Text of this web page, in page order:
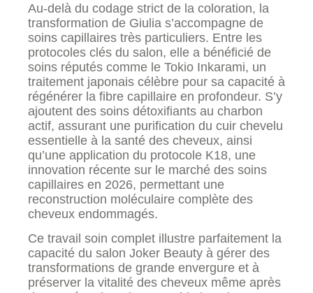
Au-delà du codage strict de la coloration, la
transformation de Giulia s’accompagne de
soins capillaires très particuliers. Entre les
protocoles clés du salon, elle a bénéficié de
soins réputés comme le Tokio Inkarami, un
traitement japonais célèbre pour sa capacité à
régénérer la fibre capillaire en profondeur. S’y
ajoutent des soins détoxifiants au charbon
actif, assurant une purification du cuir chevelu
essentielle à la santé des cheveux, ainsi
qu’une application du protocole K18, une
innovation récente sur le marché des soins
capillaires en 2026, permettant une
reconstruction moléculaire complète des
cheveux endommagés.
Ce travail soin complet illustre parfaitement la
capacité du salon Joker Beauty à gérer des
transformations de grande envergure et à
préserver la vitalité des cheveux même après